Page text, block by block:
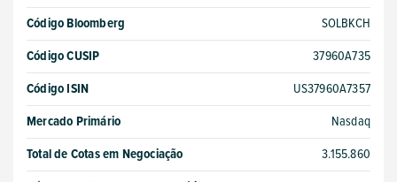
Código Bloomberg
SOLBKCH
Código CUSIP
37960A735
Código ISIN
US37960A7357
Mercado Primário
Nasdaq
Total de Cotas em Negociação
3.155.860